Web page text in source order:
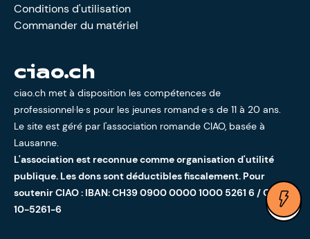
Conditions d'utilisation
Commander du matériel
ciao.ch
ciao.ch met à disposition les compétences de
professionnel·le·s pour les jeunes romand·e·s de 11 à 20 ans.
Le site est géré par l'association romande CIAO, basée à
Lausanne.
L'association est reconnue comme organisation d'utilité
publique. Les dons sont déductibles fiscalement. Pour
soutenir CIAO : IBAN: CH39 0900 0000 1000 5261 6 / CCP:
10-5261-6